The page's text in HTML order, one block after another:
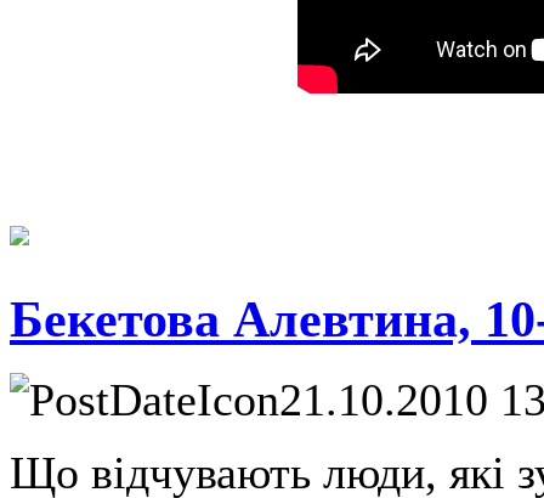
Бекетова Алевтина,
21.10.2010
Що відчувають люди, які